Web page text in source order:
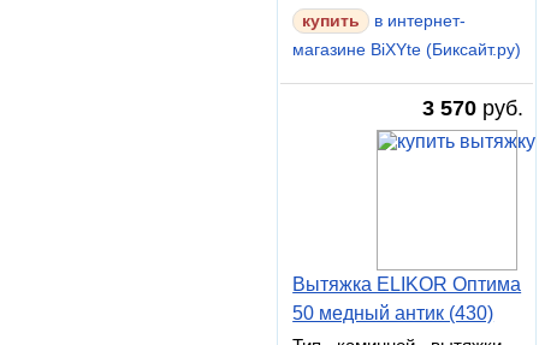
в интернет-
магазине BiXYte (Биксайт.ру)
3 570 руб.
Вытяжка ELIKOR Оптима
50 медный антик (430)